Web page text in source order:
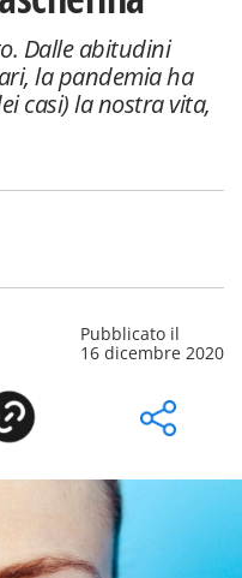
Dalle abitudini
la pandemia ha
casi) la nostra vita,
Pubblicato il
16 dicembre 2020